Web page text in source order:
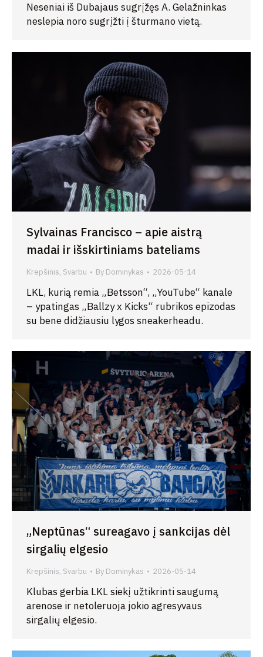
Neseniai iš Dubajaus sugrįžęs A. Gelažninkas
neslepia noro sugrįžti į šturmano vietą.
Sylvainas Francisco – apie aistrą
madai ir išskirtiniams bateliams
Krepšinis, Svarbu By Dominykas 2026-05-14
LKL, kurią remia „Betsson“, „YouTube“ kanale
– ypatingas „Ballzy x Kicks“ rubrikos epizodas
su bene didžiausiu lygos sneakerheadu.
„Neptūnas“ sureagavo į sankcijas dėl
sirgalių elgesio
Krepšinis, Svarbu By Dominykas 2026-05-14
Klubas gerbia LKL siekį užtikrinti saugumą
arenose ir netoleruoja jokio agresyvaus
sirgalių elgesio.